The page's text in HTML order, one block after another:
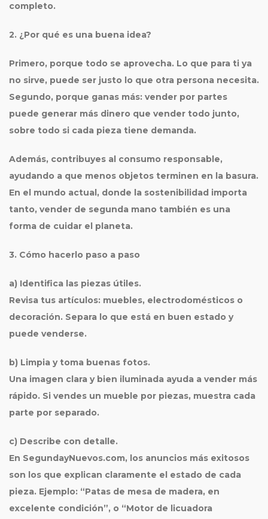
completo.
2. ¿Por qué es una buena idea?
Primero, porque todo se aprovecha. Lo que para ti ya
no sirve, puede ser justo lo que otra persona necesita.
Segundo, porque ganas más: vender por partes
puede generar más dinero que vender todo junto,
sobre todo si cada pieza tiene demanda.
Además, contribuyes al consumo responsable,
ayudando a que menos objetos terminen en la basura.
En el mundo actual, donde la sostenibilidad importa
tanto, vender de segunda mano también es una
forma de cuidar el planeta.
3. Cómo hacerlo paso a paso
a) Identifica las piezas útiles.
Revisa tus artículos: muebles, electrodomésticos o
decoración. Separa lo que está en buen estado y
puede venderse.
b) Limpia y toma buenas fotos.
Una imagen clara y bien iluminada ayuda a vender más
rápido. Si vendes un mueble por piezas, muestra cada
parte por separado.
c) Describe con detalle.
En SegundayNuevos.com, los anuncios más exitosos
son los que explican claramente el estado de cada
pieza. Ejemplo: “Patas de mesa de madera, en
excelente condición”, o “Motor de licuadora